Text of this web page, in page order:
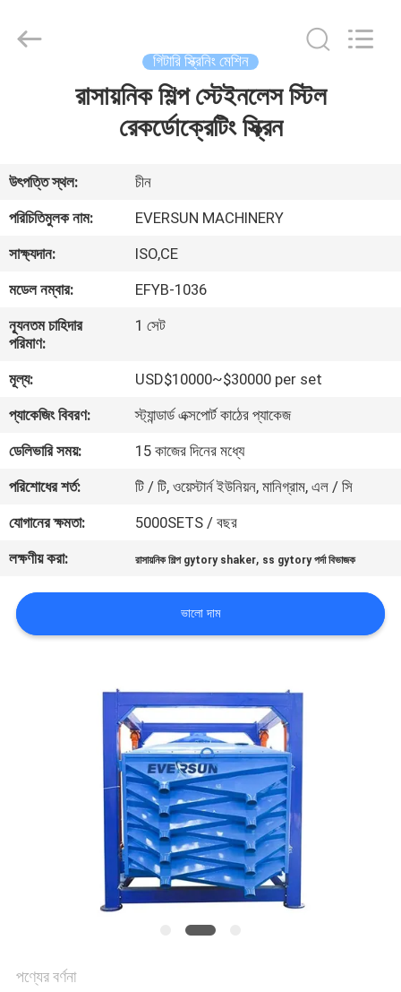
VR
প্রদর্শন
আমাদের
সম্পর্কে
কারখানা
ভ্রমণ
মান
নিয়ন্ত্রণ
যোগাযোগ
করুন
গিটারি স্ক্রিনিং মেশিন
রাসায়নিক শিল্প স্টেইনলেস স্টিল
রেকর্ডোক্রেটিং স্ক্রিন
উৎপত্তি স্থল:
চীন
পরিচিতিমুলক নাম:
EVERSUN MACHINERY
সাক্ষ্যদান:
ISO,CE
মডেল নম্বার:
EFYB-1036
ন্যূনতম চাহিদার
পরিমাণ:
1 সেট
মূল্য:
USD$10000~$30000 per set
প্যাকেজিং বিবরণ:
স্ট্যান্ডার্ড এক্সপোর্ট কাঠের প্যাকেজ
ডেলিভারি সময়:
15 কাজের দিনের মধ্যে
পরিশোধের শর্ত:
টি / টি, ওয়েস্টার্ন ইউনিয়ন, মানিগ্রাম, এল / সি
যোগানের ক্ষমতা:
5000SETS / বছর
লক্ষণীয় করা:
রাসায়নিক শিল্প gytory shaker, ss gytory পর্দা বিভাজক
ভালো দাম
পণ্যের বর্ণনা